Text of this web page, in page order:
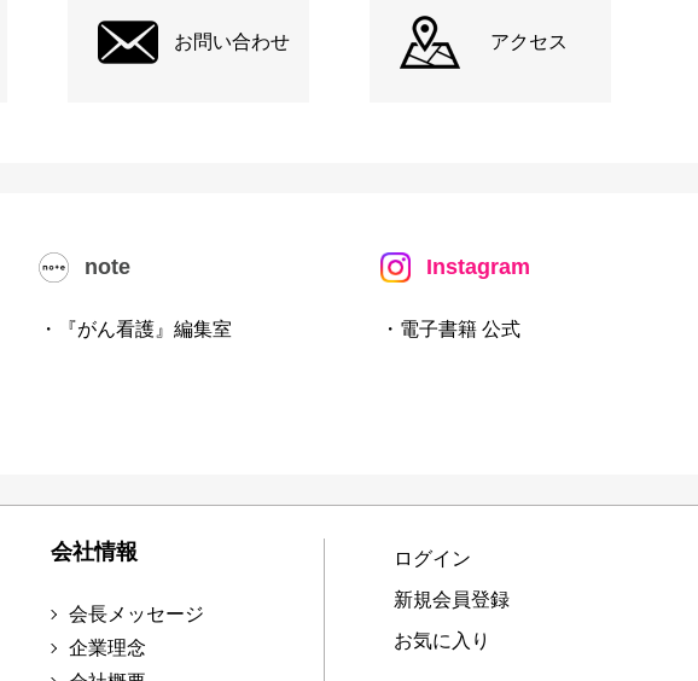
お問い合わせ アクセス
note
・『がん看護』編集室
Instagram
・電子書籍 公式
会社情報
会長メッセージ
企業理念
ログイン
新規会員登録
お気に入り